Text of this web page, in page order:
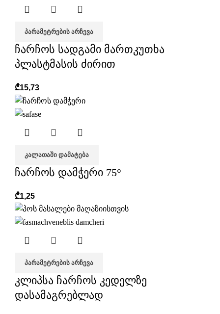
ᲞᲐᲠᲐᲛᲔᲢᲠᲔᲑᲘᲡ ᲐᲠᲩᲔᲕᲐ
ჩარჩოს სადგამი მართკუთხა
პლასტმასის ძირით
₾15,73
ᲙᲐᲚᲐᲗᲐᲨᲘ ᲓᲐᲛᲐᲢᲔᲑᲐ
ჩარჩოს დამჭერი 75°
₾1,25
ᲞᲐᲠᲐᲛᲔᲢᲠᲔᲑᲘᲡ ᲐᲠᲩᲔᲕᲐ
კლიპსა ჩარჩოს კედელზე
დასამაგრებლად